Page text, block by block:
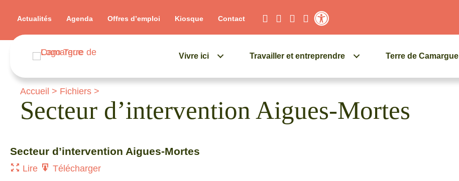
Actualités Agenda Offres d’emploi Kiosque
Contact
Vivre ici Travailler et entreprendre Terre de Camargue
Accueil > Fichiers >
Secteur d’intervention Aigues-Mortes
Secteur d’intervention Aigues-Mortes
Lire Télécharger